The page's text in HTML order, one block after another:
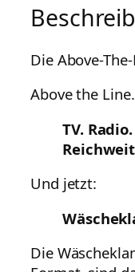
Die Above-
Above the Line.
TV.
Und jetzt:
Die